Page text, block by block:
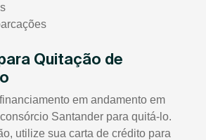
Quitação de
em andamento em
Santander para quitá-lo.
utilize sua carta de crédito para